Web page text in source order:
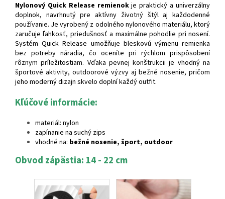
Nylonový Quick Release remienokje praktický a univerzálny
doplnok, navrhnutý pre aktívny životný štýl aj každodenné
používanie. Je vyrobený z odolného nylonového materiálu, ktorý
zaručuje ľahkosť, priedušnosť a maximálne pohodlie pri nosení.
Systém Quick Release umožňuje bleskovú výmenu remienka
bez potreby náradia, čo oceníte pri rýchlom prispôsobení
rôznym príležitostiam. Vďaka pevnej konštrukcii je vhodný na
športové aktivity, outdoorové výzvy aj bežné nosenie, pričom
jeho moderný dizajn skvelo doplní každý outfit.
Kľúčové informácie:
materiál: nylon
zapínanie na suchý zips
vhodné na: bežné nosenie, šport, outdoor
Obvod zápästia: 14 - 22 cm